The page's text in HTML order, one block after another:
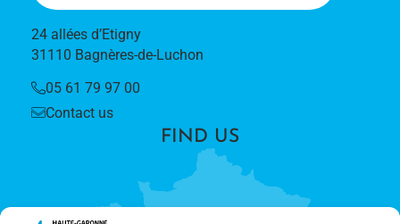
24 allées d’Etigny
31110 Bagnères-de-Luchon
05 61 79 97 00
Contact us
FIND US